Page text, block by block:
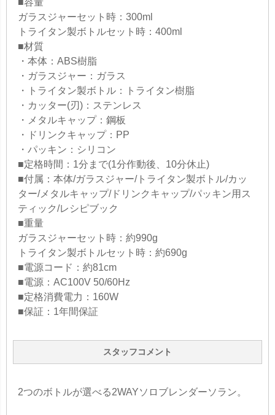
ガラスジャーセット時：300ml
トライタン製ボトルセット時：400ml
■材質
・本体：ABS樹脂
・ガラスジャー：ガラス
・トライタン製ボトル：トライタン樹脂
・カッター(刃)：ステンレス
・メタルキャップ：鋼板
・ドリンクキャップ：PP
・パッキン：シリコン
■定格時間：1分まで(1分作動後、10分休止)
■付属：本体/ガラスジャー/トライタン製ボトル/カッ
ター/メタルキャップ/ドリンクキャップ/パッキン用ス
ティック/レシピブック
■重量
ガラスジャーセット時：約990g
トライタン製ボトルセット時：約690g
■電源コード：約81cm
■電源：AC100V 50/60Hz
■定格消費電力：160W
■保証：1年間保証
スタッフコメント
2つのボトルが選べる2WAYソロブレンダーソラン。